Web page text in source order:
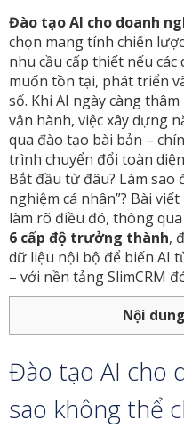
Đào tạo AI cho doanh
chọn mang tính chiến
nhu cầu cấp thiết nếu
muốn tồn tại, phát triển
số. Khi AI ngày càng
vận hành, việc xây dựng
qua đào tạo bài bản –
trình chuyển đổi toàn
Bắt đầu từ đâu? Làm sao
nghiệm cá nhân”? Bài
làm rõ điều đó, thông
6 cấp độ trưởng thành,
dữ liệu nội bộ để biến AI
– với nền tảng SlimCRM
Nội
Đào tạo AI cho
sao không thể